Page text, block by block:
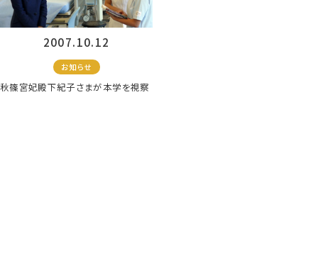
2007.10.12
お知らせ
秋篠宮妃殿下紀子さまが本学を視察